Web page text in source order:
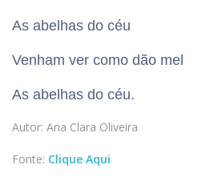
As abelhas do céu
Venham ver como dão mel
As abelhas do céu.
Autor: Ana Clara Oliveira
Fonte: Clique Aqui